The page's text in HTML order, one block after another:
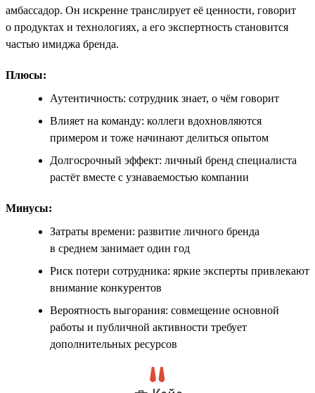
амбассадор. Он искренне транслирует её ценности, говорит
о продуктах и технологиях, а его экспертность становится
частью имиджа бренда.
Плюсы:
Аутентичность: сотрудник знает, о чём говорит
Влияет на команду: коллеги вдохновляются
примером и тоже начинают делиться опытом
Долгосрочный эффект: личный бренд специалиста
растёт вместе с узнаваемостью компании
Минусы:
Затраты времени: развитие личного бренда
в среднем занимает один год
Риск потери сотрудника: яркие эксперты привлекают
внимание конкурентов
Вероятность выгорания: совмещение основной
работы и публичной активности требует
дополнительных ресурсов